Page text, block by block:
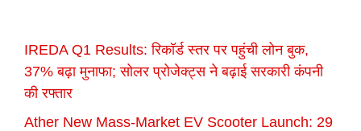
IREDA Q1 Results: रिकॉर्ड स्तर पर पहुंची लोन बुक,
37% बढ़ा मुनाफा; सोलर प्रोजेक्ट्स ने बढ़ाई सरकारी कंपनी
की रफ्तार
Ather New Mass-Market EV Scooter Launch: 29